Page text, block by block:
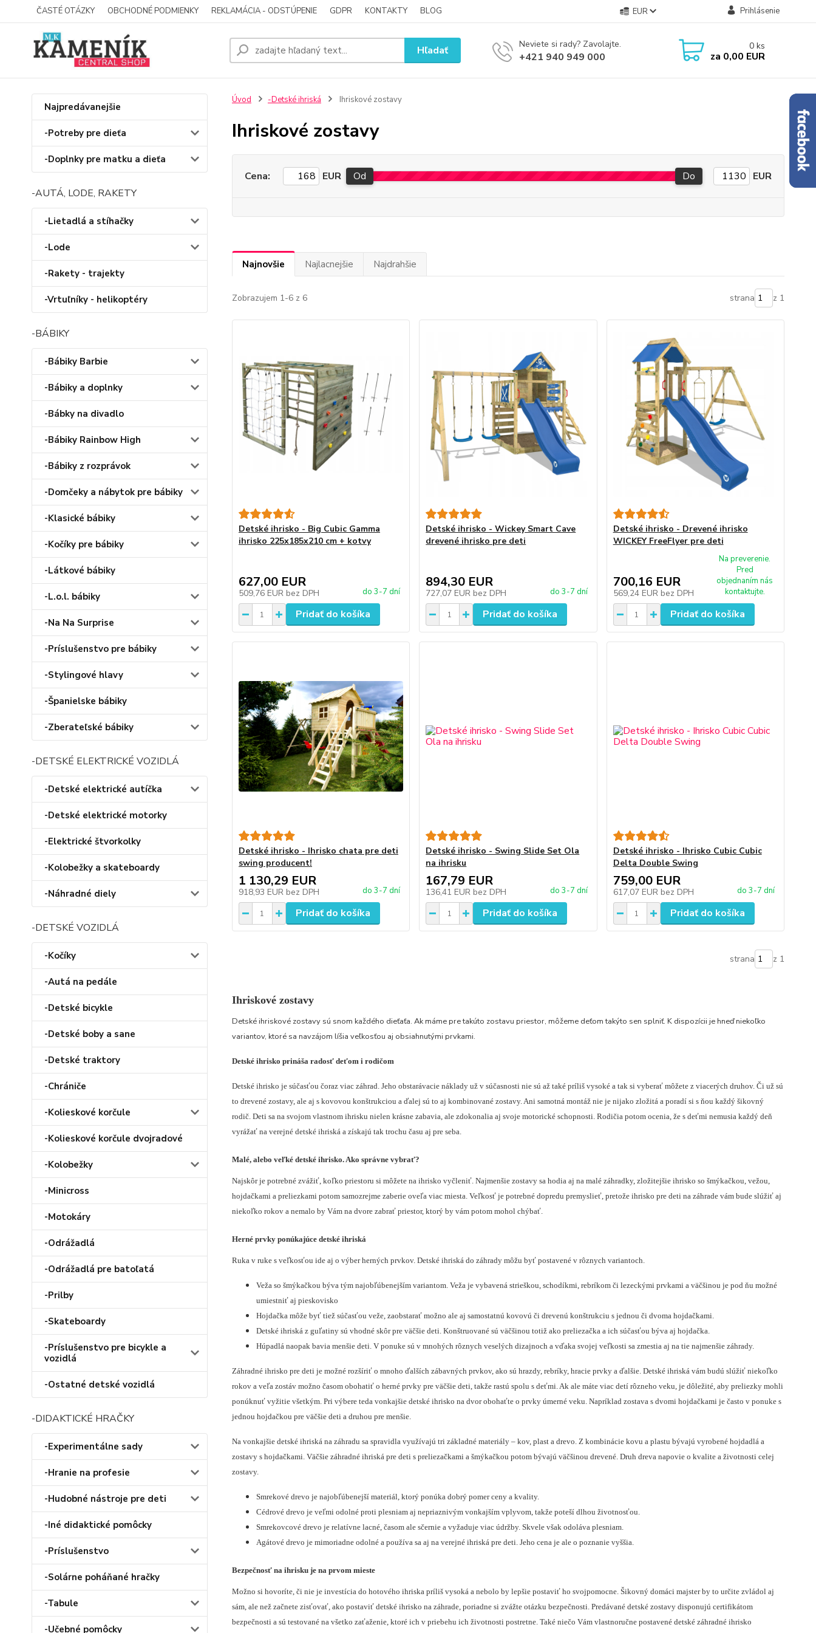
ČASTÉ OTÁZKY OBCHODNÉ PODMIENKY REKLAMÁCIA - ODSTÚPENIE GDPR KONTAKTY BLOG EUR Prihlásenie
Hľadať Neviete si rady? Zavolajte.
+421 940 949 000
0 ks
za 0,00 EUR
Najpredávanejšie
-Potreby pre dieťa
-Doplnky pre matku a dieťa
-AUTÁ, LODE, RAKETY
-Lietadlá a stíhačky
-Lode
-Rakety - trajekty
-Vrtuľníky - helikoptéry
-BÁBIKY
-Bábiky Barbie
-Bábiky a doplnky
-Bábky na divadlo
-Bábiky Rainbow High
-Bábiky z rozprávok
-Domčeky a nábytok pre bábiky
-Klasické bábiky
-Kočíky pre bábiky
-Látkové bábiky
-L.o.l. bábiky
-Na Na Surprise
-Príslušenstvo pre bábiky
-Stylingové hlavy
-Španielske bábiky
-Zberateľské bábiky
-DETSKÉ ELEKTRICKÉ VOZIDLÁ
-Detské elektrické autíčka
-Detské elektrické motorky
-Elektrické štvorkolky
-Kolobežky a skateboardy
-Náhradné diely
-DETSKÉ VOZIDLÁ
-Kočíky
-Autá na pedále
-Detské bicykle
-Detské boby a sane
-Detské traktory
-Chrániče
-Kolieskové korčule
-Kolieskové korčule dvojradové
-Kolobežky
-Minicross
-Motokáry
-Odrážadlá
-Odrážadlá pre batoľatá
-Prilby
-Skateboardy
-Príslušenstvo pre bicykle a
vozidlá
-Ostatné detské vozidlá
-DIDAKTICKÉ HRAČKY
-Experimentálne sady
-Hranie na profesie
-Hudobné nástroje pre deti
-Iné didaktické pomôcky
-Príslušenstvo
-Solárne poháňané hračky
-Tabule
-Učebné pomôcky
Úvod -Detské ihriská Ihriskové zostavy
Ihriskové zostavy
Cena: EUR Od Do EUR
Najnovšie Najlacnejšie Najdrahšie
Zobrazujem 1-6 z 6 strana z 1
Detské ihrisko - Big Cubic Gamma
ihrisko 225x185x210 cm + kotvy
627,00 EUR
509,76 EUR bez DPH do 3-7 dní
Pridať do košíka
Detské ihrisko - Wickey Smart Cave
drevené ihrisko pre deti
894,30 EUR
727,07 EUR bez DPH do 3-7 dní
Pridať do košíka
Detské ihrisko - Drevené ihrisko
WICKEY FreeFlyer pre deti
700,16 EUR
569,24 EUR bez DPH
Na preverenie.
Pred
objednaním nás
kontaktujte.
Pridať do košíka
Detské ihrisko - Ihrisko chata pre deti
swing producent!
1 130,29 EUR
918,93 EUR bez DPH do 3-7 dní
Pridať do košíka
Detské ihrisko - Swing Slide Set Ola
na ihrisku
167,79 EUR
136,41 EUR bez DPH do 3-7 dní
Pridať do košíka
Detské ihrisko - Ihrisko Cubic Cubic
Delta Double Swing
759,00 EUR
617,07 EUR bez DPH do 3-7 dní
Pridať do košíka
strana z 1
Ihriskové zostavy
Detské ihriskové zostavy sú snom každého dieťaťa. Ak máme pre takúto zostavu priestor, môžeme deťom takýto sen splniť. K dispozícii je hneď niekoľko
variantov, ktoré sa navzájom líšia veľkosťou aj obsiahnutými prvkami.
Detské ihrisko prináša radosť deťom i rodičom
Detské ihrisko je súčasťou čoraz viac záhrad. Jeho obstarávacie náklady už v súčasnosti nie sú až také príliš vysoké a tak si vyberať môžete z viacerých druhov. Či už sú
to drevené zostavy, ale aj s kovovou konštrukciou a ďalej sú to aj kombinované zostavy. Ani samotná montáž nie je nijako zložitá a poradí si s ňou každý šikovný
rodič. Deti sa na svojom vlastnom ihrisku nielen krásne zabavia, ale zdokonalia aj svoje motorické schopnosti. Rodičia potom ocenia, že s deťmi nemusia každý deň
vyrážať na verejné detské ihriská a získajú tak trochu času aj pre seba.
Malé, alebo veľké detské ihrisko. Ako správne vybrať?
Najskôr je potrebné zvážiť, koľko priestoru si môžete na ihrisko vyčleniť. Najmenšie zostavy sa hodia aj na malé záhradky, zložitejšie ihrisko so šmýkačkou, vežou,
hojdačkami a preliezkami potom samozrejme zaberie oveľa viac miesta. Veľkosť je potrebné dopredu premyslieť, pretože ihrisko pre deti na záhrade vám bude slúžiť aj
niekoľko rokov a nemalo by Vám na dvore zabrať priestor, ktorý by vám potom mohol chýbať.
Herné prvky ponúkajúce detské ihriská
Ruka v ruke s veľkosťou ide aj o výber herných prvkov. Detské ihriská do záhrady môžu byť postavené v rôznych variantoch.
Veža so šmýkačkou býva tým najobľúbenejším variantom. Veža je vybavená strieškou, schodíkmi, rebríkom či lezeckými prvkami a väčšinou je pod ňu možné
umiestniť aj pieskovisko
Hojdačka môže byť tiež súčasťou veže, zaobstarať možno ale aj samostatnú kovovú či drevenú konštrukciu s jednou či dvoma hojdačkami.
Detské ihriská z guľatiny sú vhodné skôr pre väčšie deti. Konštruované sú väčšinou totiž ako preliezačka a ich súčasťou býva aj hojdačka.
Húpadlá naopak bavia menšie deti. V ponuke sú v mnohých rôznych veselých dizajnoch a vďaka svojej veľkosti sa zmestia aj na tie najmenšie záhrady.
Záhradné ihrisko pre deti je možné rozšíriť o mnoho ďalších zábavných prvkov, ako sú hrazdy, rebríky, hracie prvky a ďalšie. Detské ihriská vám budú slúžiť niekoľko
rokov a veľa zostáv možno časom obohatiť o herné prvky pre väčšie deti, takže rastú spolu s deťmi. Ak ale máte viac detí rôzneho veku, je dôležité, aby preliezky mohli
ponúknuť vyžitie všetkým. Pri výbere teda vonkajšie detské ihrisko na dvor obohaťte o prvky úmerné veku. Napríklad zostava s dvomi hojdačkami je často v ponuke s
jednou hojdačkou pre väčšie deti a druhou pre menšie.
Na vonkajšie detské ihriská na záhradu sa spravidla využívajú tri základné materiály – kov, plast a drevo. Z kombinácie kovu a plastu bývajú vyrobené hojdadlá a
zostavy s hojdačkami. Väčšie záhradné ihriská pre deti s preliezačkami a šmýkačkou potom bývajú väčšinou drevené. Druh dreva napovie o kvalite a životnosti celej
zostavy.
Smrekové drevo je najobľúbenejší materiál, ktorý ponúka dobrý pomer ceny a kvality.
Cédrové drevo je veľmi odolné proti plesniam aj nepriaznivým vonkajším vplyvom, takže poteší dlhou životnosťou.
Smrekovcové drevo je relatívne lacné, časom ale sčernie a vyžaduje viac údržby. Skvele však odoláva plesniam.
Agátové drevo je mimoriadne odolné a používa sa aj na verejné ihriská pre deti. Jeho cena je ale o poznanie vyššia.
Bezpečnosť na ihrisku je na prvom mieste
Možno si hovoríte, či nie je investícia do hotového ihriska príliš vysoká a nebolo by lepšie postaviť ho svojpomocne. Šikovný domáci majster by to určite zvládol aj
sám, ale než začnete zisťovať, ako postaviť detské ihrisko na záhrade, poriadne si zvážte otázku bezpečnosti. Predávané detské zostavy disponujú certifikátom
bezpečnosti a sú testované na všetko zaťaženie, ktoré ich v priebehu ich životnosti postretne. Také niečo Vám vlastnoručne postavené detské záhradné ihrisko